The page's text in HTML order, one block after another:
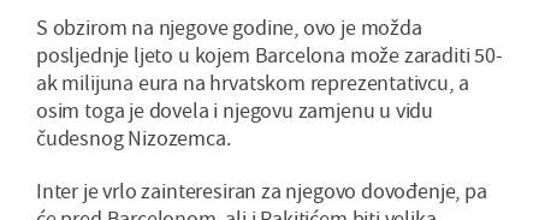
S obzirom na njegove godine, ovo je možda
posljednje ljeto u kojem Barcelona može zaraditi 50-
ak milijuna eura na hrvatskom reprezentativcu, a
osim toga je dovela i njegovu zamjenu u vidu
čudesnog Nizozemca.
Inter je vrlo zainteresiran za njegovo dovođenje, pa